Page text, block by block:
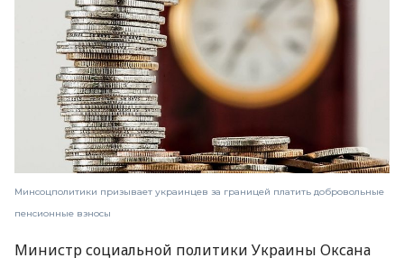
Минсоцполитики призывает украинцев за границей платить добровольные
пенсионные взносы
Министр социальной политики Украины Оксана